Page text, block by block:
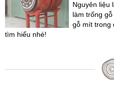
Nguyên liệu
làm trống
gỗ mít trong
tìm hiểu nhé!